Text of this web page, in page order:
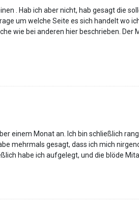
. Hab ich aber nicht, hab gesagt die
um welche Seite es sich handelt wo
wie bei anderen hier beschrieben.
einem Monat an. Ich bin schließlich
mehrmals gesagt, dass ich mich
habe ich aufgelegt, und die blöde